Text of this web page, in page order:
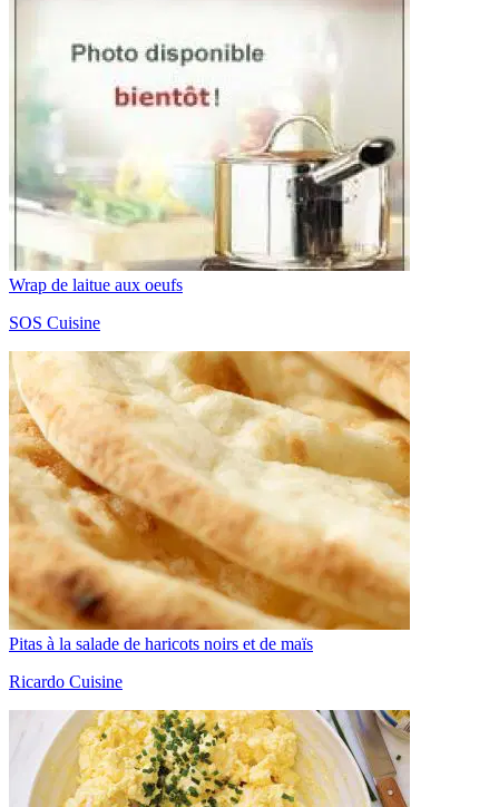
Wrap de laitue aux oeufs
SOS Cuisine
Pitas à la salade de haricots noirs et de maïs
Ricardo Cuisine